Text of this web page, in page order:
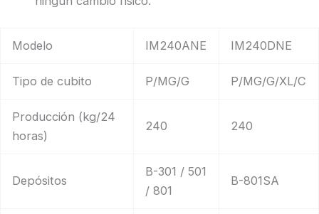
Modelo IM240ANE IM240DNE
Tipo de cubito P/MG/G P/MG/G/XL/C
Producción (kg/24
horas)
240 240
Depósitos
B-301 / 501
/ 801
B-801SA